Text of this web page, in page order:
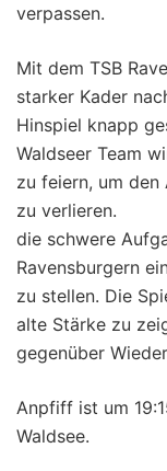
verpassen.
Mit dem TSB
starker Kader
Hinspiel knapp
Waldseer Team
zu feiern, um den
zu
die schwere
Ravensburgern
zu stellen. Die
alte Stärke zu
gegenüber
Anpfiff ist um
Waldsee.